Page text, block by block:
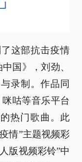
这部抗击疫情
国》，刘劲、
录制。作品同
咕等音乐平台
热门歌曲。此
情”主题视频彩
版视频彩铃”中